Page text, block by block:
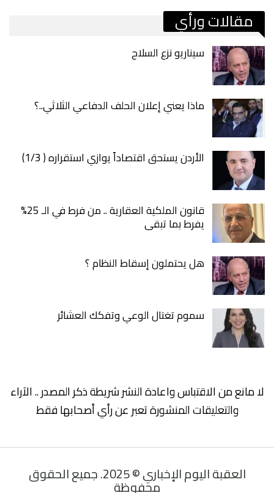
مقالات ورأي
سيناريو نزع السلاح
ماذا يعني إعلان الحلف الدفاعي الثلاثي..؟
الأردن يستحق اقتصاداً يوازي استقراره ( 1/3)
قانون الملكية العقارية .. من فرط في الـ 25%
يفرط بما تبقى
هل يحتملون إسقاط النظام ؟
سموم تغتال الوعي وتفكك العشائر
لا مانع من الاقتباس واعادة النشر شريطة ذكر المصدر .. الآراء
والتعليقات المنشورة تعبر عن رأي أصحابها فقط
العقبة اليوم الإخباري © 2025. جميع الحقوق
محفوظة